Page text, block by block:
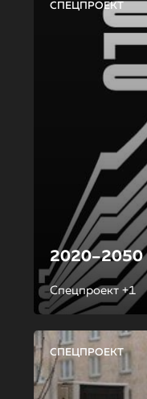
СПЕЦПРОЕКТ
2020–2050
Спецпроект +1
СПЕЦПРОЕКТ